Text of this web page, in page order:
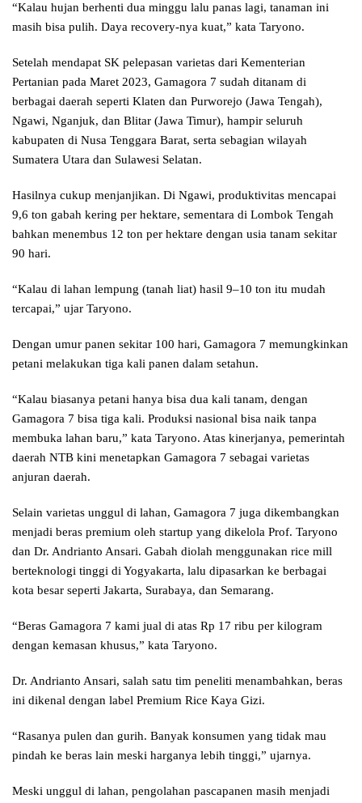
“Kalau hujan berhenti dua minggu lalu panas lagi, tanaman ini
masih bisa pulih. Daya recovery-nya kuat,” kata Taryono.
Setelah mendapat SK pelepasan varietas dari Kementerian
Pertanian pada Maret 2023, Gamagora 7 sudah ditanam di
berbagai daerah seperti Klaten dan Purworejo (Jawa Tengah),
Ngawi, Nganjuk, dan Blitar (Jawa Timur), hampir seluruh
kabupaten di Nusa Tenggara Barat, serta sebagian wilayah
Sumatera Utara dan Sulawesi Selatan.
Hasilnya cukup menjanjikan. Di Ngawi, produktivitas mencapai
9,6 ton gabah kering per hektare, sementara di Lombok Tengah
bahkan menembus 12 ton per hektare dengan usia tanam sekitar
90 hari.
“Kalau di lahan lempung (tanah liat) hasil 9–10 ton itu mudah
tercapai,” ujar Taryono.
Dengan umur panen sekitar 100 hari, Gamagora 7 memungkinkan
petani melakukan tiga kali panen dalam setahun.
“Kalau biasanya petani hanya bisa dua kali tanam, dengan
Gamagora 7 bisa tiga kali. Produksi nasional bisa naik tanpa
membuka lahan baru,” kata Taryono. Atas kinerjanya, pemerintah
daerah NTB kini menetapkan Gamagora 7 sebagai varietas
anjuran daerah.
Selain varietas unggul di lahan, Gamagora 7 juga dikembangkan
menjadi beras premium oleh startup yang dikelola Prof. Taryono
dan Dr. Andrianto Ansari. Gabah diolah menggunakan rice mill
berteknologi tinggi di Yogyakarta, lalu dipasarkan ke berbagai
kota besar seperti Jakarta, Surabaya, dan Semarang.
“Beras Gamagora 7 kami jual di atas Rp 17 ribu per kilogram
dengan kemasan khusus,” kata Taryono.
Dr. Andrianto Ansari, salah satu tim peneliti menambahkan, beras
ini dikenal dengan label Premium Rice Kaya Gizi.
“Rasanya pulen dan gurih. Banyak konsumen yang tidak mau
pindah ke beras lain meski harganya lebih tinggi,” ujarnya.
Meski unggul di lahan, pengolahan pascapanen masih menjadi